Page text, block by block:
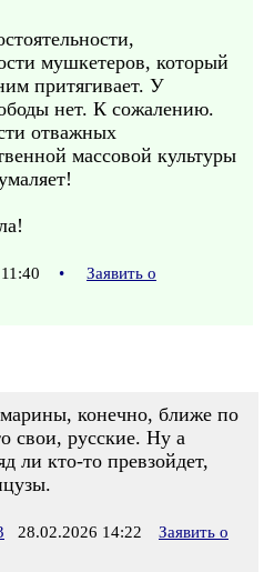
мушкетеров, который
притягивает. У
нет. К сожалению.
отважных
массовой культуры
•
Заявить о
конечно, ближе по
свои, русские. Ну а
ли кто-то превзойдет,
28.02.2026 14:22
Заявить о